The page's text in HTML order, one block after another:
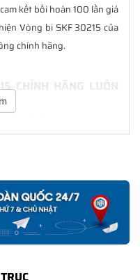
kết bồi hoàn 100 lần giá
Vòng bi SKF 30215 của
chính hãng.
CHÍNH HÃNG LUÔN
vụ hẫu mãi sau bán hàng.
SKF 30215 CHÍNH
doSKF Ngọc Anhphân
theo đúng tiêu chuẩn bảo